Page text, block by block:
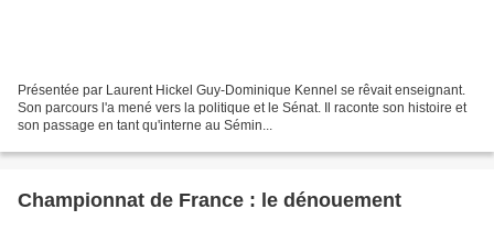
Présentée par Laurent Hickel Guy-Dominique Kennel se rêvait enseignant.
Son parcours l'a mené vers la politique et le Sénat. Il raconte son histoire et
son passage en tant qu'interne au Sémin...
Championnat de France : le dénouement